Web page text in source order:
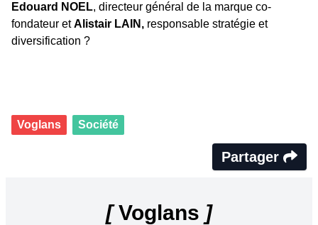
Edouard NOEL, directeur général de la marque co-
fondateur etAlistair LAIN, responsable stratégie et
diversification ?
Voglans Société
Partager
[Voglans ]